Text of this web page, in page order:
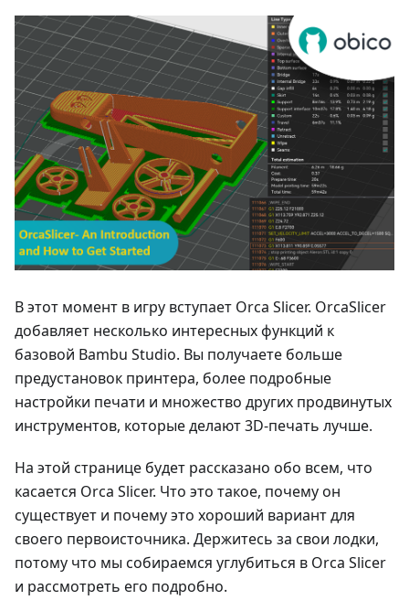
В этот момент в игру вступает Orca Slicer. OrcaSlicer
добавляет несколько интересных функций к
базовой Bambu Studio. Вы получаете больше
предустановок принтера, более подробные
настройки печати и множество других продвинутых
инструментов, которые делают 3D-печать лучше.
На этой странице будет рассказано обо всем, что
касается Orca Slicer. Что это такое, почему он
существует и почему это хороший вариант для
своего первоисточника. Держитесь за свои лодки,
потому что мы собираемся углубиться в Orca Slicer
и рассмотреть его подробно.